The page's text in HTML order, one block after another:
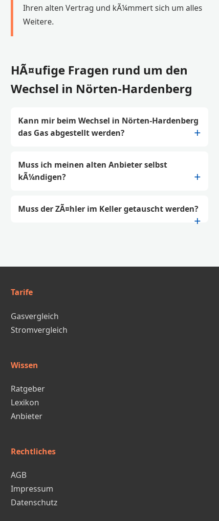
Ihren alten Vertrag und kÃ¼mmert sich um alles
Weitere.
HÃ¤ufige Fragen rund um den
Wechsel in Nörten-Hardenberg
Kann mir beim Wechsel in Nörten-Hardenberg
das Gas abgestellt werden?
Muss ich meinen alten Anbieter selbst
kÃ¼ndigen?
Muss der ZÃ¤hler im Keller getauscht werden?
Tarife
Gasvergleich
Stromvergleich
Wissen
Ratgeber
Lexikon
Anbieter
Rechtliches
AGB
Impressum
Datenschutz